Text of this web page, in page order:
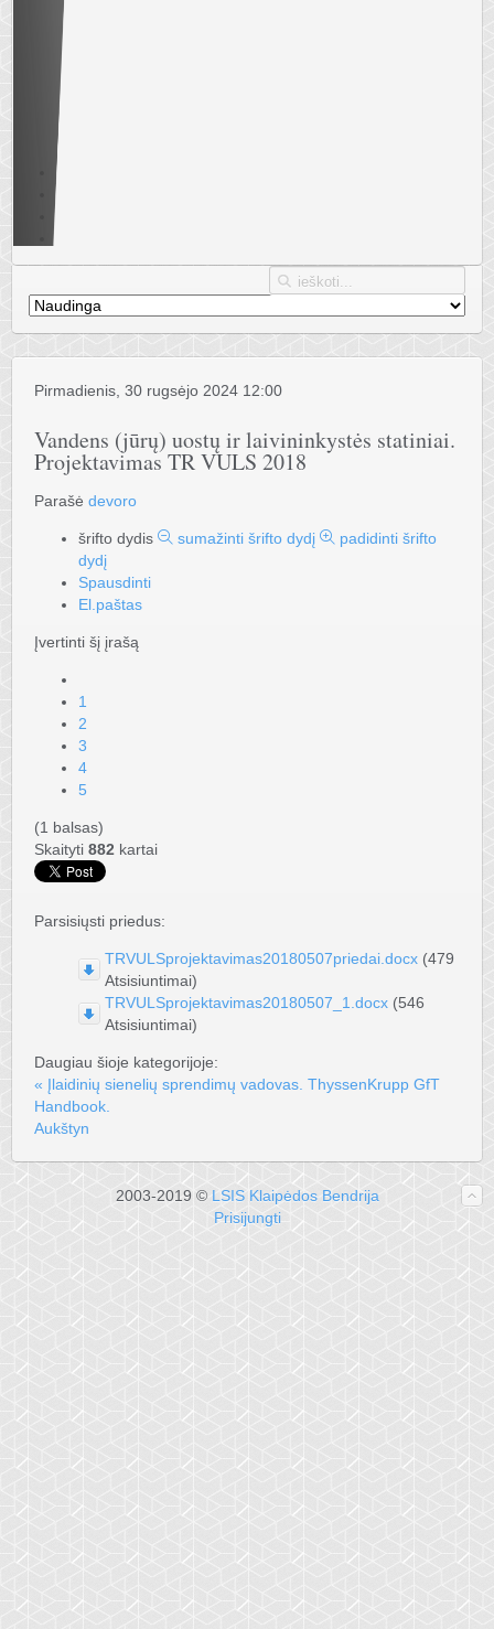
Pirmadienis, 30 rugsėjo 2024 12:00
Vandens (jūrų) uostų ir laivininkystės statiniai.
Projektavimas TR VULS 2018
Parašė devoro
šrifto dydis sumažinti šrifto dydį
padidinti šrifto
dydį
Spausdinti
El.paštas
Įvertinti šį įrašą
1
2
3
4
5
(1 balsas)
Skaityti 882 kartai
Parsisiųsti priedus:
TRVULSprojektavimas20180507priedai.docx (479
Atsisiuntimai)
TRVULSprojektavimas20180507_1.docx (546
Atsisiuntimai)
Daugiau šioje kategorijoje:
« Įlaidinių sienelių sprendimų vadovas. ThyssenKrupp GfT
Handbook.
Aukštyn
2003-2019 © LSIS Klaipėdos Bendrija
Prisijungti